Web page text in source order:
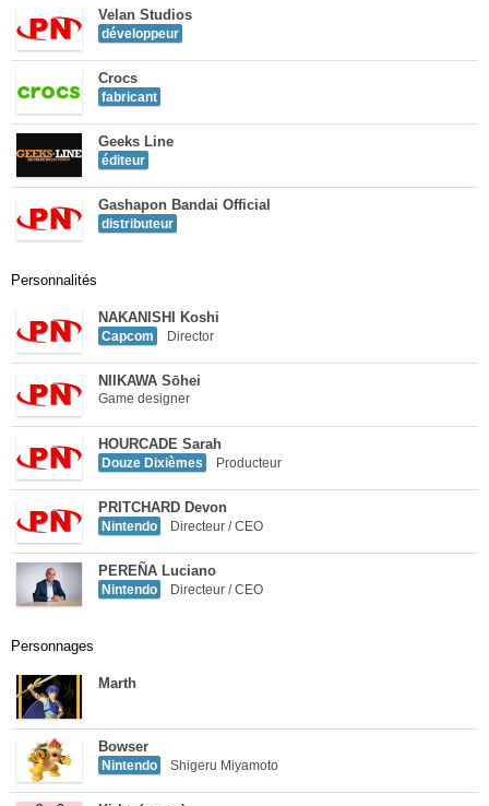
Velan Studios
développeur
Crocs
fabricant
Geeks Line
éditeur
Gashapon Bandai Official
distributeur
Personnalités
NAKANISHI Koshi
Capcom Director
NIIKAWA Sōhei
Game designer
HOURCADE Sarah
Douze Dixièmes Producteur
PRITCHARD Devon
Nintendo Directeur / CEO
PEREÑA Luciano
Nintendo Directeur / CEO
Personnages
Marth
Bowser
Nintendo Shigeru Miyamoto